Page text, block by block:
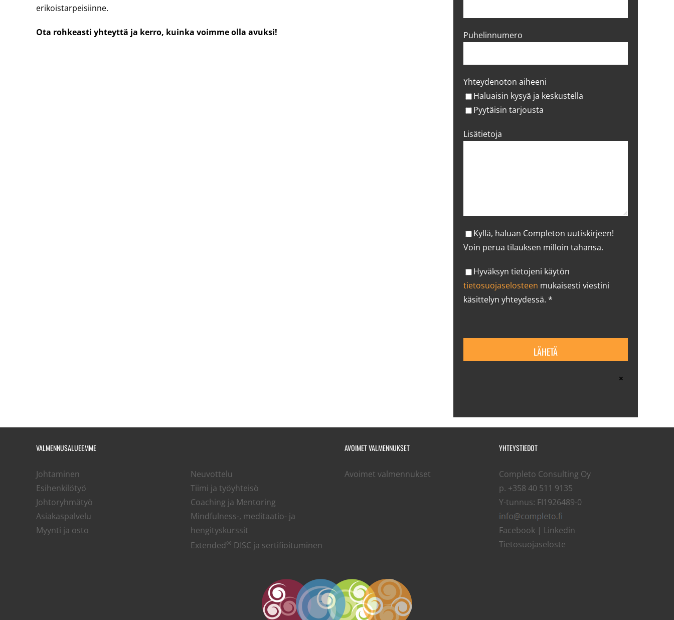
erikoistarpeisiinne.
Ota rohkeasti yhteyttä ja kerro, kuinka voimme olla avuksi! Puhelinnumero
Yhteydenoton aiheeni
Haluaisin kysyä ja keskustella
Pyytäisin tarjousta
Lisätietoja
Kyllä, haluan Completon uutiskirjeen!
Voin perua tilauksen milloin tahansa.
Hyväksyn tietojeni käytön
tietosuojaselosteen mukaisesti viestini
käsittelyn yhteydessä. *
×
VALMENNUSALUEEMME
Johtaminen
Esihenkilötyö
Johtoryhmätyö
Asiakaspalvelu
Myynti ja osto
Neuvottelu
Tiimi ja työyhteisö
Coaching ja Mentoring
Mindfulness-, meditaatio- ja
hengityskurssit
Extended® DISC ja sertifioituminen
AVOIMET VALMENNUKSET
Avoimet valmennukset
YHTEYSTIEDOT
Completo Consulting Oy
p. +358 40 511 9135
Y-tunnus: FI1926489-0
Facebook| Linkedin
Tietosuojaseloste